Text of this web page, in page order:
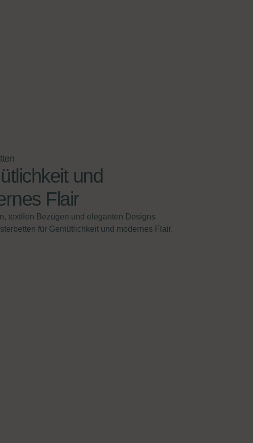
und
Flair
textilen Bezügen und eleganten Designs
für Gemütlichkeit und modernes Flair.